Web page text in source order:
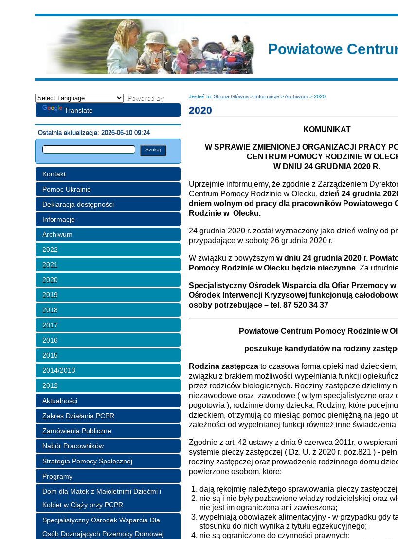
Powiatowe
Powered by
Translate
Ostatnia aktualizacja: 2026-06-10 09:24
Kontakt
Pomoc Ukrainie
Deklaracja dostępności
Informacje
Archiwum
2022
2021
2020
2019
2018
2017
2016
2015
2014/2013
2012
Aktualności
Zakres Działania PCPR
Zamówienia Publiczne
Nabór Pracowników
Strategia Pomocy Społecznej
Programy
Dom dla Matek z Małoletnimi Dziećmi i
Kobiet w Ciąży przy PCPR
Specjalistyczny Ośrodek Wsparcia Dla
Osób Doznających Przemocy Domowej
Jesteś tu: Strona Główna > Informacje >Archiwum > 2020
2020
KOMUNIKAT
W SPRAWIE ZMIENIONEJ ORGANIZACJI PRACY
CENTRUM POMOCY RODZINIE W
W DNIU 24 GRUDNIA 2020 R.
Uprzejmie informujemy, że zgodnie z Zarządzeniem
Centrum Pomocy Rodzinie w Olecku, dzień 24 grudnia
dniem wolnym od pracy dla pracowników Powiatowego
Rodzinie w Olecku.
24 grudnia 2020 r. został wyznaczony jako dzień wolny od
przypadające w sobotę 26 grudnia 2020 r.
W związku z powyższym w dniu 24 grudnia 2020 r.
Pomocy Rodzinie w Olecku będzie nieczynne. Za
Specjalistyczny Ośrodek Wsparcia dla Ofiar Przemocy
Ośrodek Interwencji Kryzysowej funkcjonują
osoby potrzebujące – tel. 87 520 34 37
Powiatowe Centrum Pomocy Rodzinie w
poszukuje kandydatówna rodziny
Rodzina zastępcza to czasowa forma opieki nad
związku z brakiem możliwości wypełniania funkcji
przez rodziców biologicznych. Rodziny zastępcze dzielimy
niezawodowe oraz zawodowe ( w tym specjalistyczne oraz
pogotowia ), rodzinne domy dziecka. Rodziny, które
dzieckiem, otrzymują co miesiąc pomoc pieniężną na jego
zależności od wypełnianej funkcji również inne
Zgodnie z art. 42 ustawy z dnia 9 czerwca 2011r. o
systemie pieczy zastępczej ( Dz. U. z 2020 r. poz.821 ) -
rodziny zastępczej oraz prowadzenie rodzinnego domu
powierzone osobom, które:
dają rękojmię należytego sprawowania pieczy
nie są i nie były pozbawione władzy rodzicielskiej oraz
nie jest im ograniczona ani zawieszona;
wypełniają obowiązek alimentacyjny - w przypadku gdy
stosunku do nich wynika z tytułu egzekucyjnego;
nie są ograniczone do czynności prawnych;